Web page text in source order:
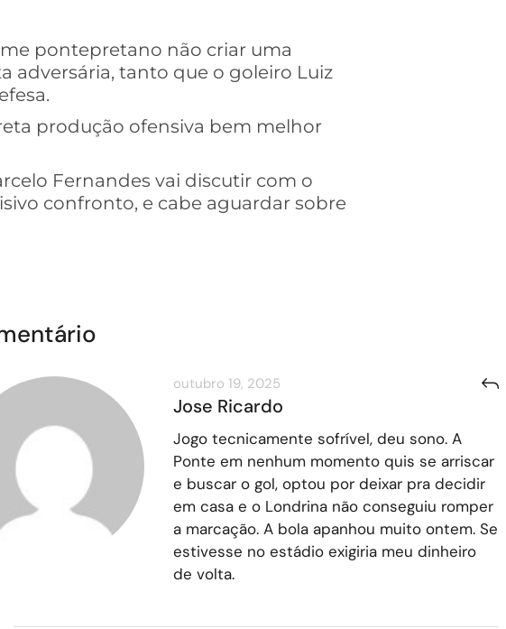
pontepretano não criar uma
adversária, tanto que o goleiro Luiz
produção ofensiva bem melhor
Fernandes vai discutir com o
confronto, e cabe aguardar sobre
outubro 19, 2025
Jose Ricardo
Jogo tecnicamente sofrível, deu sono. A
Ponte em nenhum momento quis se arriscar
e buscar o gol, optou por deixar pra decidir
em casa e o Londrina não conseguiu romper
a marcação. A bola apanhou muito ontem. Se
estivesse no estádio exigiria meu dinheiro
de volta.